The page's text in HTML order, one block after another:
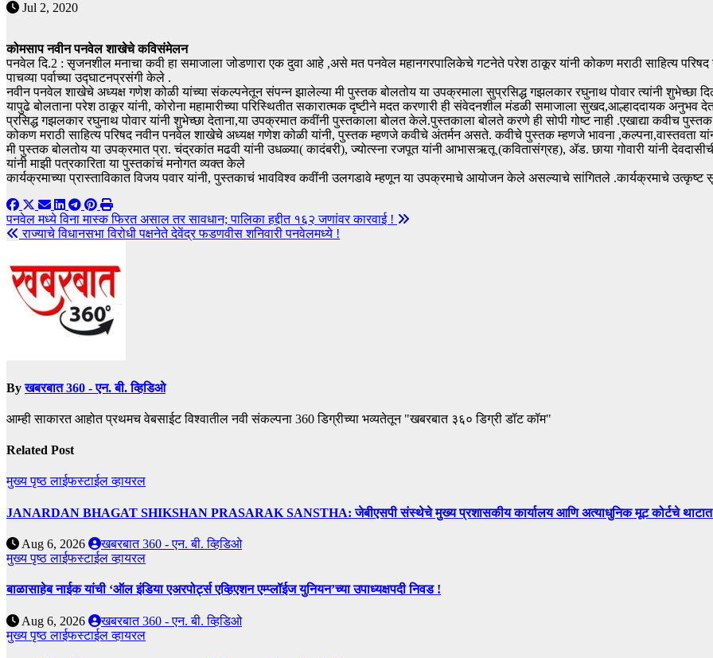
Jul 2, 2020
कोमसाप नवीन पनवेल शाखेचे कविसंमेलन
पनवेल दि.2 : सृजनशील मनाचा कवी हा समाजाला जोडणारा एक दुवा आहे ,असे मत पनवेल महानगरपालिकेचे गटनेते परेश ठाकूर यांनी कोकण मराठी साहित्य
पाचव्या पर्वाच्या उद्घाटनप्रसंगी केले .
नवीन पनवेल शाखेचे अध्यक्ष गणेश कोळी यांच्या संकल्पनेतून संपन्न झालेल्या मी पुस्तक बोलतोय या उपक्रमाला सुप्रसिद्ध गझलकार रघुनाथ पोवार त्यांनी शुभेच्छा
यापुढे बोलताना परेश ठाकूर यांनी, कोरोना महामारीच्या परिस्थितीत सकारात्मक दृष्टीने मदत करणारी ही संवेदनशील मंडळी समाजाला सुखद,आल्हाददायक
प्रसिद्ध गझलकार रघुनाथ पोवार यांनी शुभेच्छा देताना,या उपक्रमात कवींनी पुस्तकाला बोलत केले.पुस्तकाला बोलते करणे ही सोपी गोष्ट नाही .एखाद्या कवीच
कोकण मराठी साहित्य परिषद नवीन पनवेल शाखेचे अध्यक्ष गणेश कोळी यांनी, पुस्तक म्हणजे कवीचे अंतर्मन असते. कवीचे पुस्तक म्हणजे भावना
मी पुस्तक बोलतोय या उपक्रमात प्रा. चंद्रकांत मढवी यांनी उधळ्या( कादंबरी), ज्योत्स्ना रजपूत यांनी आभासऋतू (कवितासंग्रह), ॲड. छाया गोवारी यांनी
यांनी माझी पत्रकारिता या पुस्तकांचं मनोगत व्यक्त केले
कार्यक्रमाच्या प्रास्ताविकात विजय पवार यांनी, पुस्तकाचं भावविश्व कवींनी उलगडावे म्हणून या उपक्रमाचे आयोजन केले असल्याचे सांगितले .कार्यक्रमाचे
Post
navigation
पनवेल मध्ये विना मास्क फिरत असाल तर सावधान; पालिका हद्दीत १६२ जणांवर कारवाई !
राज्याचे विधानसभा विरोधी पक्षनेते देवेंद्र फडणवीस शनिवारी पनवेलमध्ये !
Byखबरबात 360 - एन. बी. व्हिडिओ
आम्ही साकारत आहोत प्रथमच वेबसाईट विश्वातील नवी संकल्पना 360 डिग्रीच्या भव्यतेतून "खबरबात ३६० डिग्री डॉट कॉम"
Related Post
मुख्य पृष्ठलाईफस्टाईलव्हायरल
JANARDAN BHAGAT SHIKSHAN PRASARAK SANSTHA: जेबीएसपी संस्थेचे मुख्य प्रशासकीय कार्यालय आणि अत्याधुनिक मूट कोर्टचे थाटात
Aug 6, 2026
खबरबात 360 - एन. बी. व्हिडिओ
मुख्य पृष्ठलाईफस्टाईलव्हायरल
बाळासाहेब नाईक यांची ‘ऑल इंडिया एअरपोर्ट्स एव्हिएशन एम्प्लॉईज युनियन’च्या उपाध्यक्षपदी निवड !
Aug 6, 2026
खबरबात 360 - एन. बी. व्हिडिओ
मुख्य पृष्ठलाईफस्टाईलव्हायरल